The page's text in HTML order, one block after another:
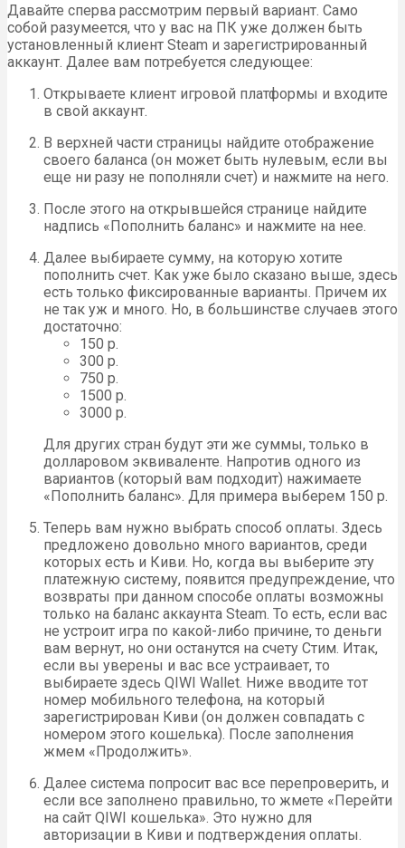
Давайте сперва рассмотрим первый вариант. Само
собой разумеется, что у вас на ПК уже должен быть
установленный клиент Steam и зарегистрированный
аккаунт. Далее вам потребуется следующее:
Открываете клиент игровой платформы и входите
в свой аккаунт.
В верхней части страницы найдите отображение
своего баланса (он может быть нулевым, если вы
еще ни разу не пополняли счет) и нажмите на него.
После этого на открывшейся странице найдите
надпись «Пополнить баланс» и нажмите на нее.
Далее выбираете сумму, на которую хотите
пополнить счет. Как уже было сказано выше, здесь
есть только фиксированные варианты. Причем их
не так уж и много. Но, в большинстве случаев этого
достаточно:
150 р.
300 р.
750 р.
1500 р.
3000 р.
Для других стран будут эти же суммы, только в
долларовом эквиваленте. Напротив одного из
вариантов (который вам подходит) нажимаете
«Пополнить баланс». Для примера выберем 150 р.
Теперь вам нужно выбрать способ оплаты. Здесь
предложено довольно много вариантов, среди
которых есть и Киви. Но, когда вы выберите эту
платежную систему, появится предупреждение, что
возвраты при данном способе оплаты возможны
только на баланс аккаунта Steam. То есть, если вас
не устроит игра по какой-либо причине, то деньги
вам вернут, но они останутся на счету Стим. Итак,
если вы уверены и вас все устраивает, то
выбираете здесь QIWI Wallet. Ниже вводите тот
номер мобильного телефона, на который
зарегистрирован Киви (он должен совпадать с
номером этого кошелька). После заполнения
жмем «Продолжить».
Далее система попросит вас все перепроверить, и
если все заполнено правильно, то жмете «Перейти
на сайт QIWI кошелька». Это нужно для
авторизации в Киви и подтверждения оплаты.